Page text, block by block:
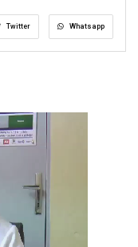
Twitter Whatsapp